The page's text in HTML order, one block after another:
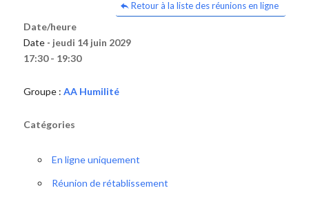
Retour à la liste des réunions en ligne
Date/heure
Date - jeudi 14 juin 2029
17:30 - 19:30
Groupe : AA Humilité
Catégories
En ligne uniquement
Réunion de rétablissement